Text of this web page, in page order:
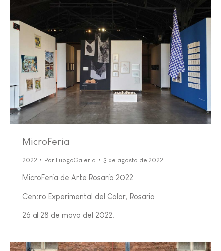
MicroFeria
2022 Por LuogoGaleria 3 de agosto de 2022
MicroFeria de Arte Rosario 2022
Centro Experimental del Color, Rosario
26 al 28 de mayo del 2022.